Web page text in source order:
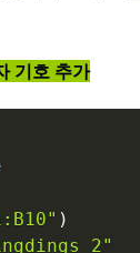
기호 추가
)
2"